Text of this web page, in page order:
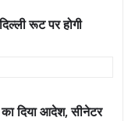
रूट पर होगी
दिया आदेश, सीनेटर